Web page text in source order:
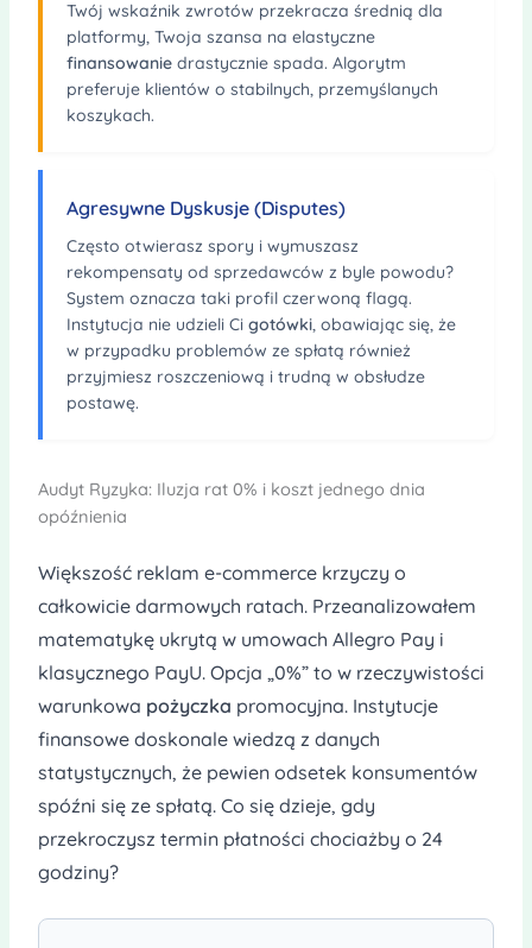
Twój wskaźnik zwrotów przekracza średnią dla
platformy, Twoja szansa na elastyczne
finansowaniedrastycznie spada. Algorytm
preferuje klientów o stabilnych, przemyślanych
koszykach.
Agresywne Dyskusje (Disputes)
Często otwierasz spory i wymuszasz
rekompensaty od sprzedawców z byle powodu?
System oznacza taki profil czerwoną flagą.
Instytucja nie udzieli Ci gotówki, obawiając się, że
w przypadku problemów ze spłatą również
przyjmiesz roszczeniową i trudną w obsłudze
postawę.
Audyt Ryzyka: Iluzja rat 0% i koszt jednego dnia
opóźnienia
Większość reklam e-commerce krzyczy o
całkowicie darmowych ratach. Przeanalizowałem
matematykę ukrytą w umowach Allegro Pay i
klasycznego PayU. Opcja „0%” to w rzeczywistości
warunkowa pożyczka promocyjna. Instytucje
finansowe doskonale wiedzą z danych
statystycznych, że pewien odsetek konsumentów
spóźni się ze spłatą. Co się dzieje, gdy
przekroczysz termin płatności chociażby o 24
godziny?